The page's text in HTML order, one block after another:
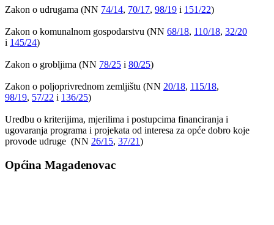
Zakon o udrugama (NN 74/14, 70/17, 98/19 i 151/22)
Zakon o komunalnom gospodarstvu (NN 68/18, 110/18, 32/20
i 145/24)
Zakon o grobljima (NN 78/25 i 80/25)
Zakon o poljoprivrednom zemljištu (NN 20/18, 115/18,
98/19, 57/22 i 136/25)
Uredbu o kriterijima, mjerilima i postupcima financiranja i
ugovaranja programa i projekata od interesa za opće dobro koje
provode udruge (NN 26/15, 37/21)
Općina Magadenovac